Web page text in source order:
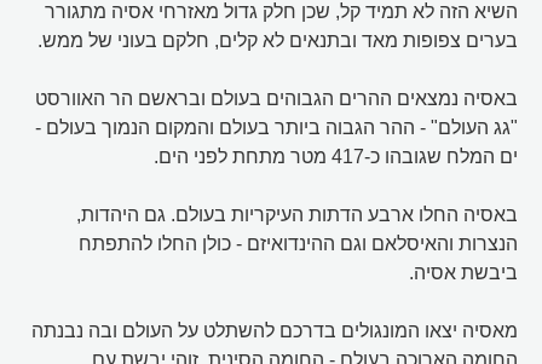
השיא הזה לא תמיד קל, שכן חלק גדול מאזרחי אסיה מתגורר
בערים צפופות מאד ובתנאים לא קלים, חלקם בעוני של ממש.
באסיה נמצאים ההרים הגבוהים בעולם ובראשם הר האוורסט
"גג העולם" - ההר הגבוה ביותר בעולם והמקום הנמוך בעולם -
ים המלח שגובהו כ-417 מטר מתחת לפני הים.
באסיה החלו ארבע הדתות העיקריות בעולם. גם היהדות,
הנצרות והאיסלאם וגם ההינדואיזם - כולן החלו להתפתח
ביבשת אסיה.
מאסיה יצאו המונגולים בדרכם להשתלט על העולם ובה נבנתה
החומה הארוכה בעולם - החומה הסינית. זוהי יבשת עם